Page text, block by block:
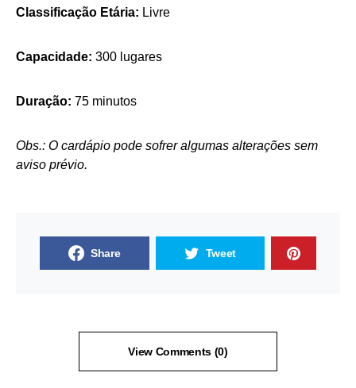
Classificação Etária: Livre
Capacidade: 300 lugares
Duração: 75 minutos
Obs.: O cardápio pode sofrer algumas alterações sem
aviso prévio.
Share Tweet
View Comments (0)